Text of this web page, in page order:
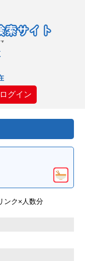
グイン
ンク×人数分